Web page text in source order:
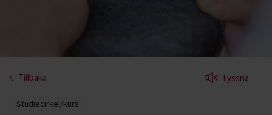
Tillbaka Lyssna
Studiecirkel/kurs